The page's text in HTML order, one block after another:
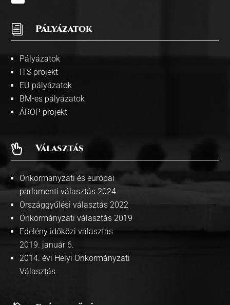
i Pályázatok
Pályázatok
ITS projekt
EU pályázatok
BM-es pályázatok
ÁROP projekt
 Választás
Önkormanyzati és európai
parlamenti választás 2024
Országgyűlési választás 2022
Önkormányzati választás 2019
Edelény időközi választás
2019. január 6.
2014. évi Helyi Önkormányzati
Választás